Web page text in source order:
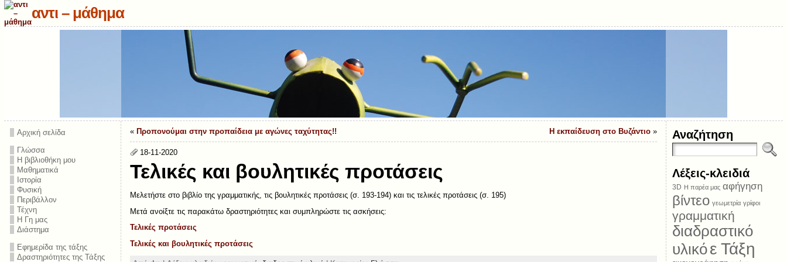
αντι – μάθημα
Αρχική σελίδα
Γλώσσα
Η βιβλιοθήκη μου
Μαθηματικά
Ιστορία
Φυσική
Περιβάλλον
Τέχνη
Η Γη μας
Διάστημα
Εφημερίδα της τάξης
Δραστηριότητες της Τάξης
« Προπονούμαι στην προπαίδεια με αγώνες ταχύτητας!! Η εκπαίδευση στο Βυζάντιο»
18-11-2020
Τελικές και βουλητικές προτάσεις
Μελετήστε στο βιβλίο της γραμματικής, τις βουλητικές προτάσεις (σ. 193-194) και τις τελικές προτάσεις (σ. 195)
Μετά ανοίξτε τις παρακάτω δραστηριότητες και συμπληρώστε τις ασκήσεις:
Τελικές προτάσεις
Τελικές και βουλητικές προτάσεις
Αναζήτηση
Λέξεις-κλειδιά
3D Η παρέα μας αφήγηση
βίντεο γεωμετρία γρίφοι
γραμματική
διαδραστικό
υλικόε Τάξη